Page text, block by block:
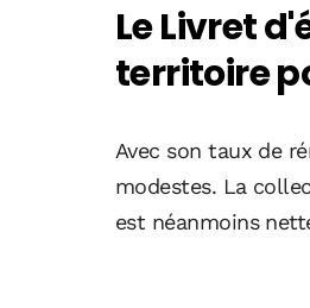
Le Livret
territoire
Avec son taux de
modestes. La
est néanmoins